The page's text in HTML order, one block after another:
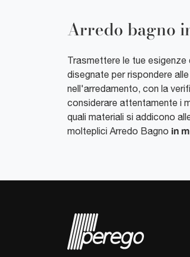
Arredo bagno
Trasmettere le tue
disegnate per rispondere
nell'arredamento, con la
considerare attentamente i
quali materiali si addicono
molteplici Arredo Bagno in